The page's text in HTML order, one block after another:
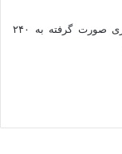
سخنگوی صنعت برق خاطرنشان کرد: با برنامه‌ریزی صورت گرفته به ۲۴۰